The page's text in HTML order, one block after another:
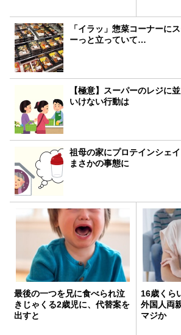
「イラッ」惣菜コーナーに
ーっと立っていて…
【極意】スーパーのレジに
いけない行動は
祖母の家にプロテインシェ
まさかの事態に
最後の一つを兄に食べられ泣
きじゃくる2歳児に、代替案を
出すと
16歳くら
外国人両
マジか